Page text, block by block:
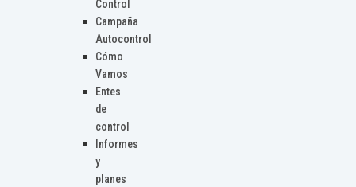
Control
Campaña
Autocontrol
Cómo
Vamos
Entes
de
control
Informes
y
planes